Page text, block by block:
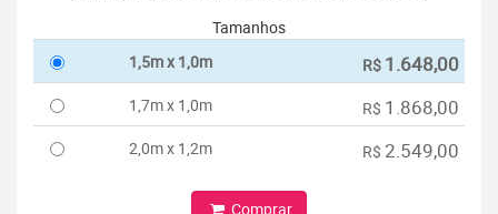
Tamanhos
1,5m x 1,0m
R$ 1.648,00
1,7m x 1,0m R$ 1.868,00
2,0m x 1,2m R$ 2.549,00
Comprar